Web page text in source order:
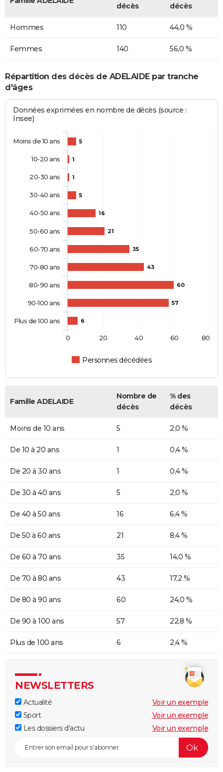
décès
décès
Hommes 110 44,0 %
Femmes 140 56,0 %
Répartition des décès de ADELAIDE par tranche
d'âges
Données exprimées en nombre de décès (source :
Insee)
5
1
1
5
16
21
35
43
60
57
6
Personnes décédées
Moins de 10 ans
10-20 ans
20-30 ans
30-40 ans
40-50 ans
50-60 ans
60-70 ans
70-80 ans
80-90 ans
90-100 ans
Plus de 100 ans
0 20 40 60 80
Famille ADELAIDE
Nombre de
décès
% des
décès
Moins de 10 ans 5 2,0 %
De 10 à 20 ans 1 0,4 %
De 20 à 30 ans 1 0,4 %
De 30 à 40 ans 5 2,0 %
De 40 à 50 ans 16 6,4 %
De 50 à 60 ans 21 8,4 %
De 60 à 70 ans 35 14,0 %
De 70 à 80 ans 43 17,2 %
De 80 à 90 ans 60 24,0 %
De 90 à 100 ans 57 22,8 %
Plus de 100 ans 6 2,4 %
NEWSLETTERS
Actualité
Voir un exemple
Sport
Voir un exemple
Les dossiers d'actu
Voir un exemple